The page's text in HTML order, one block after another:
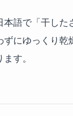
語で「干した
にゆっくり乾
す。